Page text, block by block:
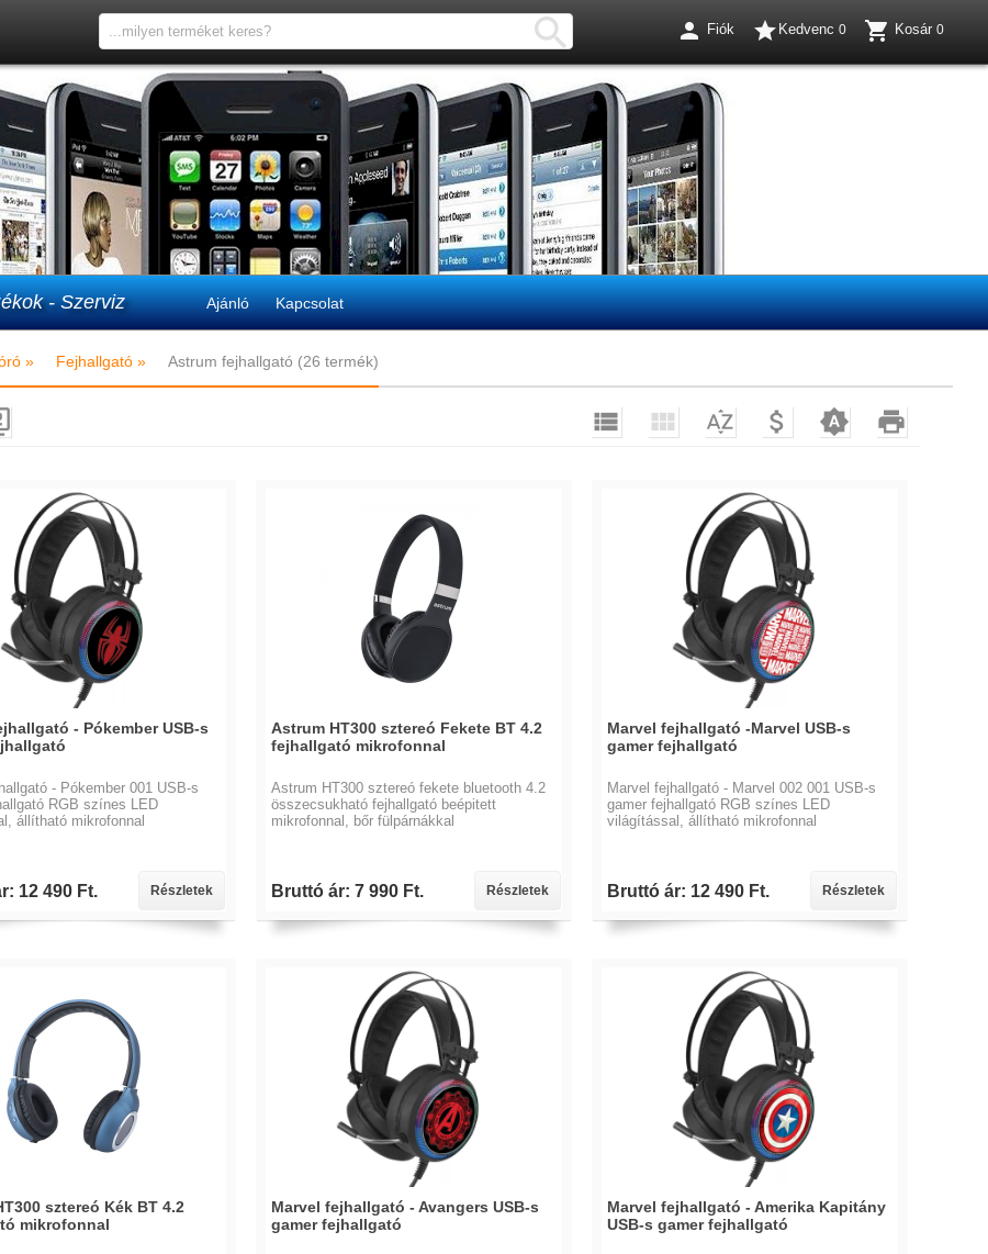
- Szerviz Ajánló Kapcsolat
  Fiók  Kedvenc 0  Kosár 0
» Fejhallgató » Astrum fejhallgató (26 termék)
     
- Pókember USB-s
- Pókember 001 USB-s
RGB színes LED
állítható mikrofonnal
12 490 Ft. Részletek
Astrum HT300 sztereó Fekete BT 4.2
fejhallgató mikrofonnal
Astrum HT300 sztereó fekete bluetooth 4.2
összecsukható fejhallgató beépitett
mikrofonnal, bőr fülpárnákkal
Bruttó ár: 7 990 Ft. Részletek
Marvel fejhallgató -Marvel USB-s
gamer fejhallgató
Marvel fejhallgató - Marvel 002 001 USB-s
gamer fejhallgató RGB színes LED
világítással, állítható mikrofonnal
Bruttó ár: 12 490 Ft. Részletek
sztereó Kék BT 4.2
mikrofonnal
Marvel fejhallgató - Avangers USB-s
gamer fejhallgató
Marvel fejhallgató - Amerika Kapitány
USB-s gamer fejhallgató